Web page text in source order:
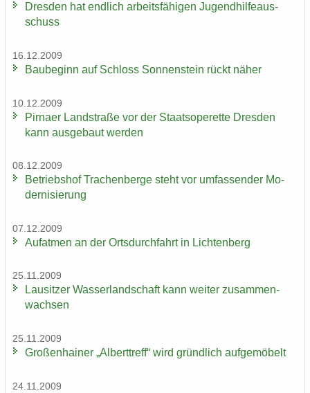
Dres­den hat end­lich ar­beits­fä­hi­gen Ju­gend­hil­fe­aus­
schuss
16.12.2009
Bau­be­ginn auf Schloss Son­nen­stein rückt näher
10.12.2009
Pirna­er Land­stra­ße vor der Staats­ope­ret­te Dres­den
kann aus­ge­baut wer­den
08.12.2009
Be­triebs­hof Tra­chen­ber­ge steht vor um­fas­sen­der Mo­
der­ni­sie­rung
07.12.2009
Auf­at­men an der Orts­durch­fahrt in Lich­ten­berg
25.11.2009
Lau­sit­zer Was­ser­land­schaft kann wei­ter zu­sam­men­
wach­sen
25.11.2009
Gro­ßen­hai­ner „Al­bert­treff“ wird gründ­lich auf­ge­mö­belt
24.11.2009